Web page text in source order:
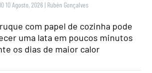
10 Agosto, 2026 | Rubén Gonçalves
com papel de cozinha pode
uma lata em poucos minutos
os dias de maior calor